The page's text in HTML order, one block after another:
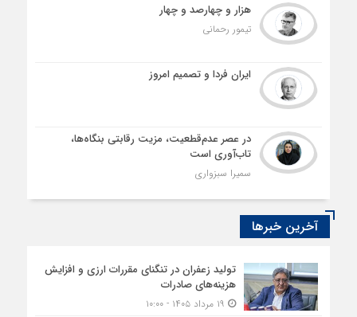
هزار و چهارصد و چهار
تیمور رحمانی
ایران فردا و تصمیم امروز
در عصر عدم‌قطعیت، مزیت رقابتی بنگاه‌ها،
تاب‌آوری است
سمیرا سبزواری
آخرین خبرها
تولید زعفران در تنگنای مقررات ارزی و افزایش
هزینه‌های صادرات